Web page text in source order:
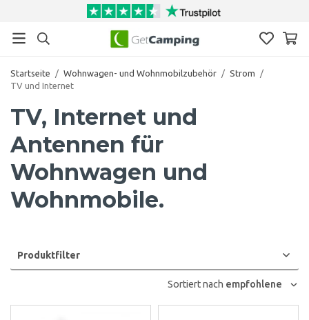
Startseite / Wohnwagen- und Wohnmobilzubehör / Strom
/
TV und Internet
TV, Internet und
Antennen für
Wohnwagen und
Wohnmobile.
Produktfilter
Sortiert nach empfohlene